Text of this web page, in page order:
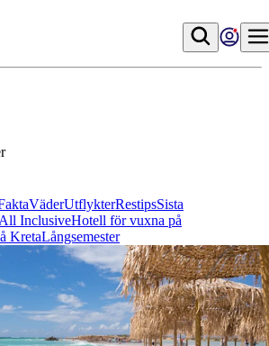
VäderUtflykterRestipsSista
InclusiveHotell för vuxna på
KretaLångsemester